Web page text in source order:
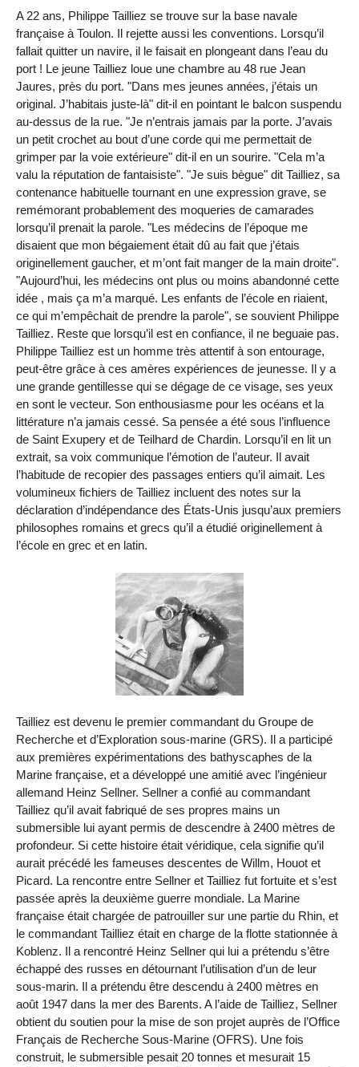
A 22 ans, Philippe Tailliez se trouve sur la base navale
française à Toulon. Il rejette aussi les conventions. Lorsqu’il
fallait quitter un navire, il le faisait en plongeant dans l’eau du
port ! Le jeune Tailliez loue une chambre au 48 rue Jean
Jaures, près du port. "Dans mes jeunes années, j’étais un
original. J’habitais juste-là" dit-il en pointant le balcon suspendu
au-dessus de la rue. "Je n’entrais jamais par la porte. J’avais
un petit crochet au bout d’une corde qui me permettait de
grimper par la voie extérieure" dit-il en un sourire. "Cela m’a
valu la réputation de fantaisiste". "Je suis bègue" dit Tailliez, sa
contenance habituelle tournant en une expression grave, se
remémorant probablement des moqueries de camarades
lorsqu’il prenait la parole. "Les médecins de l’époque me
disaient que mon bégaiement était dû au fait que j’étais
originellement gaucher, et m’ont fait manger de la main droite".
"Aujourd’hui, les médecins ont plus ou moins abandonné cette
idée , mais ça m’a marqué. Les enfants de l’école en riaient,
ce qui m’empêchait de prendre la parole", se souvient Philippe
Tailliez. Reste que lorsqu’il est en confiance, il ne beguaie pas.
Philippe Tailliez est un homme très attentif à son entourage,
peut-être grâce à ces amères expériences de jeunesse. Il y a
une grande gentillesse qui se dégage de ce visage, ses yeux
en sont le vecteur. Son enthousiasme pour les océans et la
littérature n’a jamais cessé. Sa pensée a été sous l’influence
de Saint Exupery et de Teilhard de Chardin. Lorsqu’il en lit un
extrait, sa voix communique l’émotion de l’auteur. Il avait
l’habitude de recopier des passages entiers qu’il aimait. Les
volumineux fichiers de Tailliez incluent des notes sur la
déclaration d’indépendance des États-Unis jusqu’aux premiers
philosophes romains et grecs qu’il a étudié originellement à
l’école en grec et en latin.
Tailliez est devenu le premier commandant du Groupe de
Recherche et d’Exploration sous-marine (GRS). Il a participé
aux premières expérimentations des bathyscaphes de la
Marine française, et a développé une amitié avec l’ingénieur
allemand Heinz Sellner. Sellner a confié au commandant
Tailliez qu’il avait fabriqué de ses propres mains un
submersible lui ayant permis de descendre à 2400 mètres de
profondeur. Si cette histoire était véridique, cela signifie qu’il
aurait précédé les fameuses descentes de Willm, Houot et
Picard. La rencontre entre Sellner et Tailliez fut fortuite et s’est
passée après la deuxième guerre mondiale. La Marine
française était chargée de patrouiller sur une partie du Rhin, et
le commandant Tailliez était en charge de la flotte stationnée à
Koblenz. Il a rencontré Heinz Sellner qui lui a prétendu s’être
échappé des russes en détournant l’utilisation d’un de leur
sous-marin. Il a prétendu être descendu à 2400 mètres en
août 1947 dans la mer des Barents. A l’aide de Tailliez, Sellner
obtient du soutien pour la mise de son projet auprès de l’Office
Français de Recherche Sous-Marine (OFRS). Une fois
construit, le submersible pesait 20 tonnes et mesurait 15